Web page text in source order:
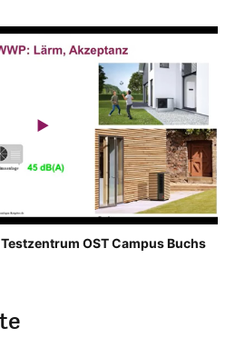
OST Campus Buchs